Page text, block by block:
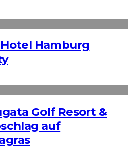
Hamburg
Golf Resort &
auf